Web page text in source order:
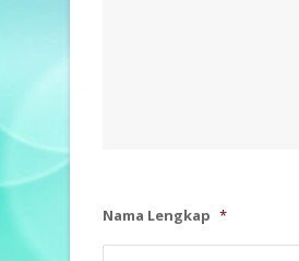
Nama Lengkap *